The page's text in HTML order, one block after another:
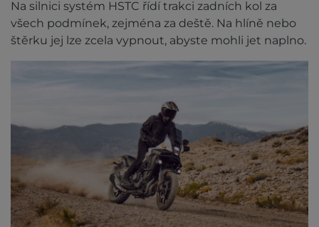
Na silnici systém HSTC řídí trakci zadních kol za
všech podmínek, zejména za deště. Na hlíně nebo
štěrku jej lze zcela vypnout, abyste mohli jet naplno.